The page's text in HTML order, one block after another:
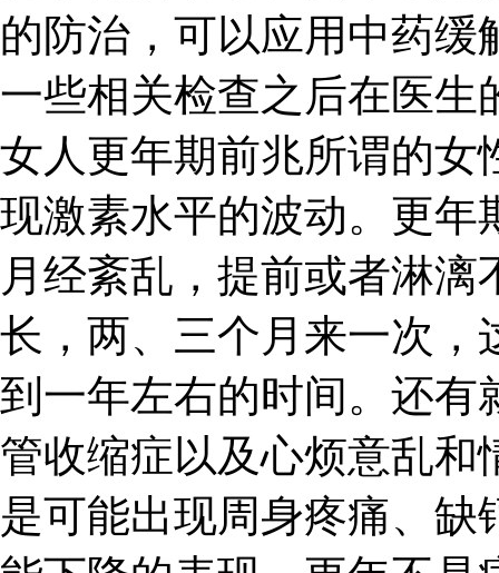
的防治，可以应用中药
一些相关检查之后在医生
女人更年期前兆所谓的女
现激素水平的波动。更年
月经紊乱，提前或者淋
长，两、三个月来一次，
到一年左右的时间。还有
管收缩症以及心烦意乱和
是可能出现周身疼痛、